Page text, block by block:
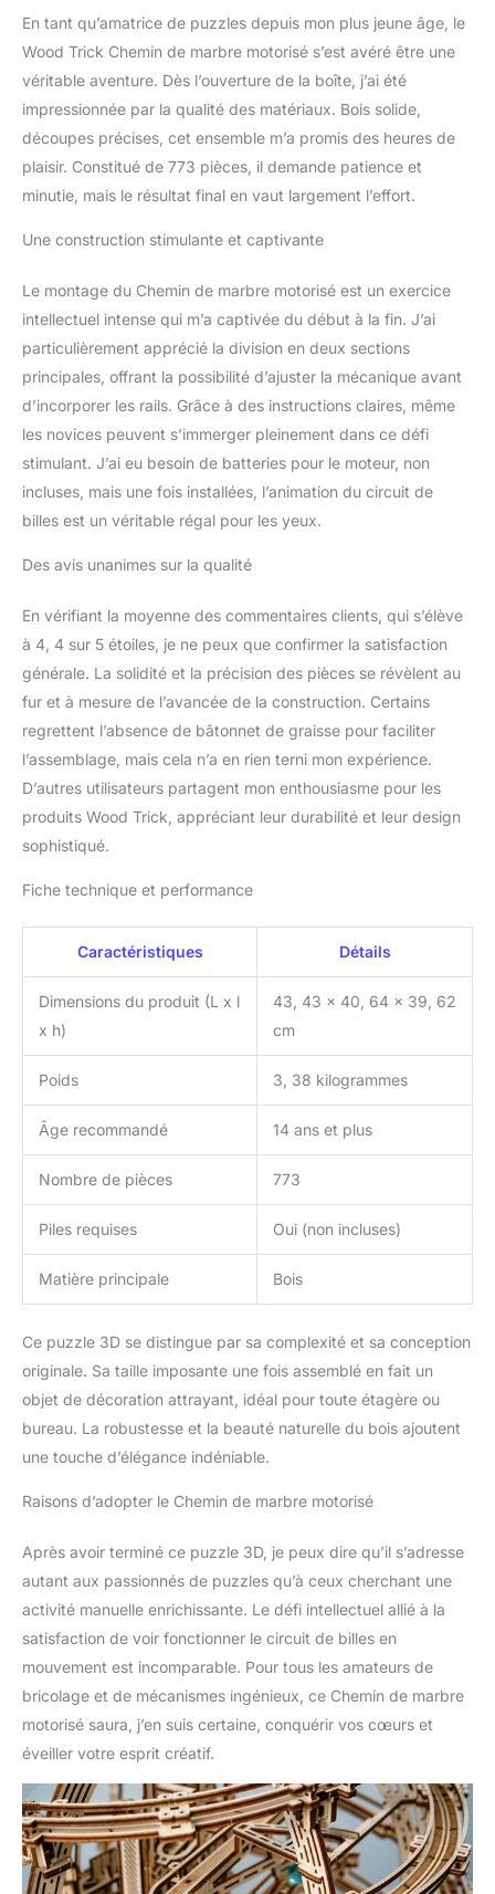
guide de montage illustré
étape par étape (français
non garanti). Dimensions
Concept original : ce qui
fait ressortir ce puzzle en
bois marbré est sa forme
ronde inhabituelle, avec
surface et une à
montagnes russes sont
moteur électrique qui
fonctionne avec 4 piles
AA 1,5 V (les piles ne
sont pas incluses)
développé par des
ingénieurs
professionnels, ce kit de
modèle pour adultes est
de bricolage et les fans
déplace les billes vers le
mécanisme spécial les
soulève vers le haut,
gardant l'action
continue. Les différentes
billes lumineuses rendent
ce puzzle encore plus
excitant Haute
Run en fait un véritable
pour les amateurs de
bricolage expérimentés.
Prenant environ 9 à 10
heures à assembler, ce
kit d'ingénierie pour
persévérance et la
divertissante : la curiosité
constitue la base de nos
Êtes-vous enthousiasmé
compliqués ? WoodTrick
vous plongera dans le
monde de la physique et
de la mécanique et vous
l'intérieur Cadeau parfait
pour tous : nos modèles
en bois pour adultes
sont un bon choix pour
fête des pères, la Saint-
Valentin, la rentrée
d'ingénierie des puzzles
3D avec vos proches
En tant qu’amatrice de puzzles depuis mon plus jeune âge, le
Wood Trick Chemin de marbre motorisé s’est avéré être une
véritable aventure. Dès l’ouverture de la boîte, j’ai été
impressionnée par la qualité des matériaux. Bois solide,
découpes précises, cet ensemble m’a promis des heures de
plaisir. Constitué de 773 pièces, il demande patience et
minutie, mais le résultat final en vaut largement l’effort.
Une construction stimulante et captivante
Le montage du Chemin de marbre motorisé est un exercice
intellectuel intense qui m’a captivée du début à la fin. J’ai
particulièrement apprécié la division en deux sections
principales, offrant la possibilité d’ajuster la mécanique avant
d’incorporer les rails. Grâce à des instructions claires, même
les novices peuvent s’immerger pleinement dans ce défi
stimulant. J’ai eu besoin de batteries pour le moteur, non
incluses, mais une fois installées, l’animation du circuit de
billes est un véritable régal pour les yeux.
Des avis unanimes sur la qualité
En vérifiant la moyenne des commentaires clients, qui s’élève
à 4, 4 sur 5 étoiles, je ne peux que confirmer la satisfaction
générale. La solidité et la précision des pièces se révèlent au
fur et à mesure de l’avancée de la construction. Certains
regrettent l’absence de bâtonnet de graisse pour faciliter
l’assemblage, mais cela n’a en rien terni mon expérience.
D’autres utilisateurs partagent mon enthousiasme pour les
produits Wood Trick, appréciant leur durabilité et leur design
sophistiqué.
Fiche technique et performance
Caractéristiques Détails
Dimensions du produit (L x l
x h)
43, 43 x 40, 64 x 39, 62
cm
Poids 3, 38 kilogrammes
Âge recommandé 14 ans et plus
Nombre de pièces 773
Piles requises Oui (non incluses)
Matière principale Bois
Ce puzzle 3D se distingue par sa complexité et sa conception
originale. Sa taille imposante une fois assemblé en fait un
objet de décoration attrayant, idéal pour toute étagère ou
bureau. La robustesse et la beauté naturelle du bois ajoutent
une touche d’élégance indéniable.
Raisons d’adopter le Chemin de marbre motorisé
Après avoir terminé ce puzzle 3D, je peux dire qu’il s’adresse
autant aux passionnés de puzzles qu’à ceux cherchant une
activité manuelle enrichissante. Le défi intellectuel allié à la
satisfaction de voir fonctionner le circuit de billes en
mouvement est incomparable. Pour tous les amateurs de
bricolage et de mécanismes ingénieux, ce Chemin de marbre
motorisé saura, j’en suis certaine, conquérir vos cœurs et
éveiller votre esprit créatif.